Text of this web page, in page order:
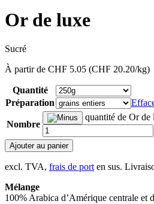
Or de luxe
Sucré
À partir de CHF 5.05 (CHF 20.20/kg)
Quantité
Préparation
Nombre
quantité de Or de
Ajouter au panier
excl. TVA, frais de port en sus.
Mélange
100% Arabica d’Amérique centrale et